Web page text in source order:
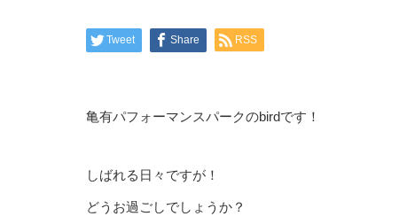
Tweet Share RSS
亀有パフォーマンスパークのbirdです！
しばれる日々ですが！
どうお過ごしでしょうか？